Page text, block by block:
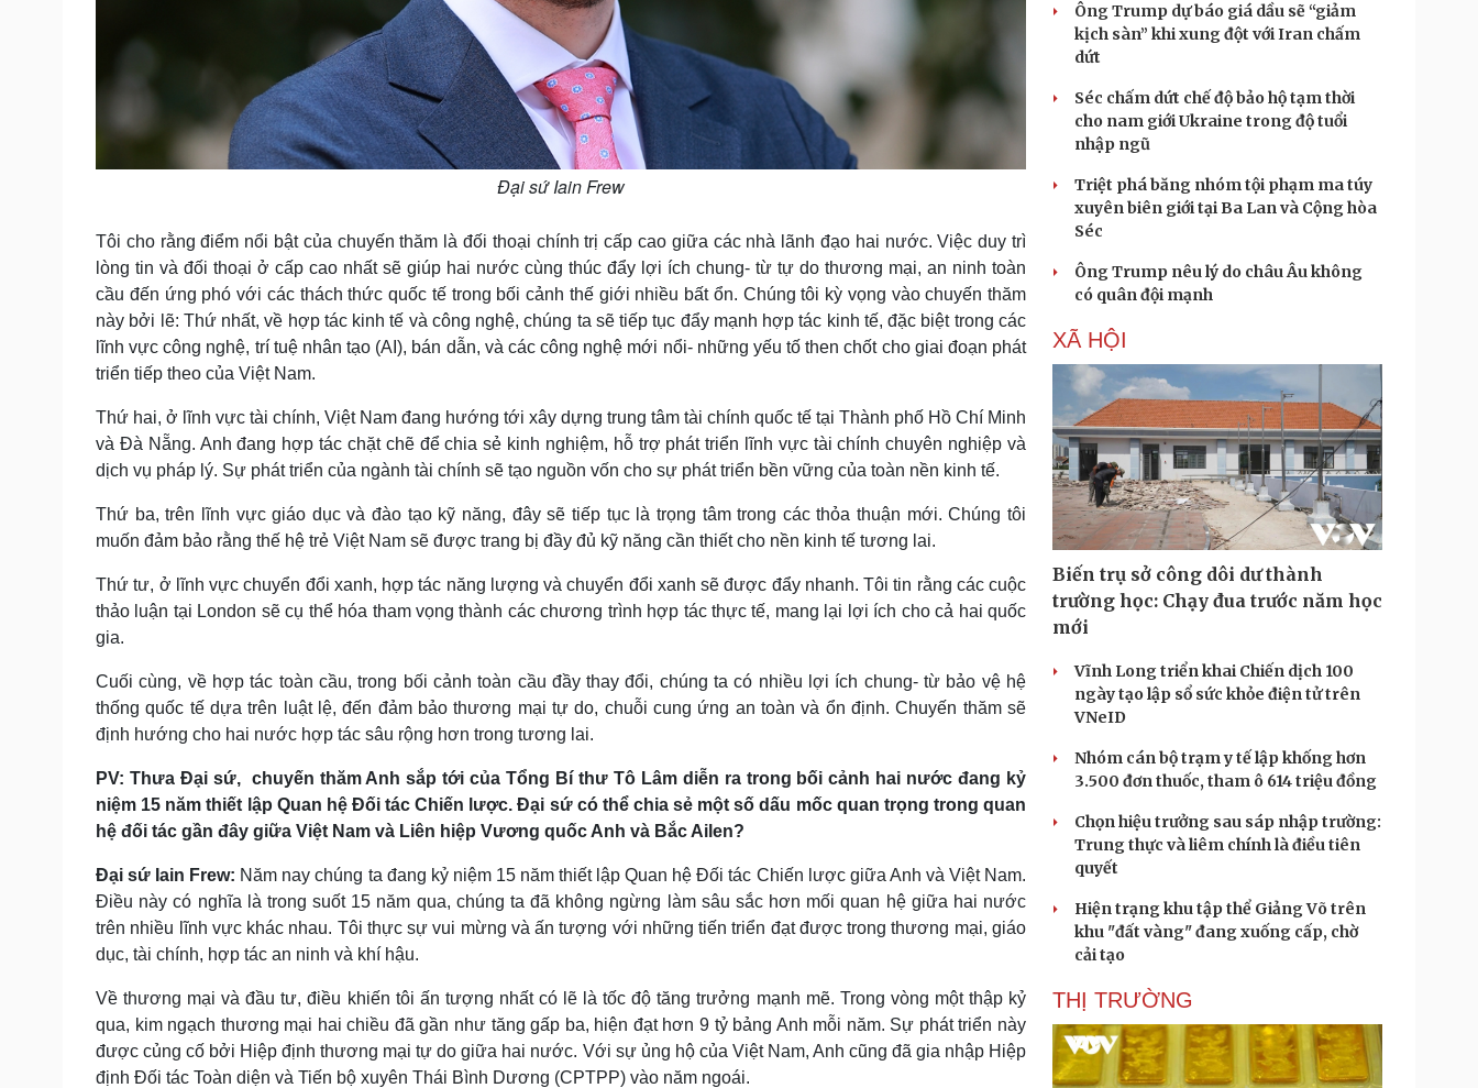
Đại sứ Iain Frew
Tôi cho rằng điểm nổi bật của chuyến thăm là đối thoại chính trị cấp cao giữa các nhà lãnh đạo hai nước. Việc duy trì
lòng tin và đối thoại ở cấp cao nhất sẽ giúp hai nước cùng thúc đẩy lợi ích chung- từ tự do thương mại, an ninh toàn
cầu đến ứng phó với các thách thức quốc tế trong bối cảnh thế giới nhiều bất ổn. Chúng tôi kỳ vọng vào chuyến thăm
này bởi lẽ: Thứ nhất, về hợp tác kinh tế và công nghệ, chúng ta sẽ tiếp tục đẩy mạnh hợp tác kinh tế, đặc biệt trong các
lĩnh vực công nghệ, trí tuệ nhân tạo (AI), bán dẫn, và các công nghệ mới nổi- những yếu tố then chốt cho giai đoạn phát
triển tiếp theo của Việt Nam.
Thứ hai, ở lĩnh vực tài chính, Việt Nam đang hướng tới xây dựng trung tâm tài chính quốc tế tại Thành phố Hồ Chí Minh
và Đà Nẵng. Anh đang hợp tác chặt chẽ để chia sẻ kinh nghiệm, hỗ trợ phát triển lĩnh vực tài chính chuyên nghiệp và
dịch vụ pháp lý. Sự phát triển của ngành tài chính sẽ tạo nguồn vốn cho sự phát triển bền vững của toàn nền kinh tế.
Thứ ba, trên lĩnh vực giáo dục và đào tạo kỹ năng, đây sẽ tiếp tục là trọng tâm trong các thỏa thuận mới. Chúng tôi
muốn đảm bảo rằng thế hệ trẻ Việt Nam sẽ được trang bị đầy đủ kỹ năng cần thiết cho nền kinh tế tương lai.
Thứ tư, ở lĩnh vực chuyển đổi xanh, hợp tác năng lượng và chuyển đổi xanh sẽ được đẩy nhanh. Tôi tin rằng các cuộc
thảo luận tại London sẽ cụ thể hóa tham vọng thành các chương trình hợp tác thực tế, mang lại lợi ích cho cả hai quốc
gia.
Cuối cùng, về hợp tác toàn cầu, trong bối cảnh toàn cầu đầy thay đổi, chúng ta có nhiều lợi ích chung- từ bảo vệ hệ
thống quốc tế dựa trên luật lệ, đến đảm bảo thương mại tự do, chuỗi cung ứng an toàn và ổn định. Chuyến thăm sẽ
định hướng cho hai nước hợp tác sâu rộng hơn trong tương lai.
PV: Thưa Đại sứ, chuyến thăm Anh sắp tới của Tổng Bí thư Tô Lâm diễn ra trong bối cảnh hai nước đang kỷ
niệm 15 năm thiết lập Quan hệ Đối tác Chiến lược. Đại sứ có thể chia sẻ một số dấu mốc quan trọng trong quan
hệ đối tác gần đây giữa Việt Nam và Liên hiệp Vương quốc Anh và Bắc Ailen?
Đại sứ Iain Frew: Năm nay chúng ta đang kỷ niệm 15 năm thiết lập Quan hệ Đối tác Chiến lược giữa Anh và Việt Nam.
Điều này có nghĩa là trong suốt 15 năm qua, chúng ta đã không ngừng làm sâu sắc hơn mối quan hệ giữa hai nước
trên nhiều lĩnh vực khác nhau. Tôi thực sự vui mừng và ấn tượng với những tiến triển đạt được trong thương mại, giáo
dục, tài chính, hợp tác an ninh và khí hậu.
Về thương mại và đầu tư, điều khiến tôi ấn tượng nhất có lẽ là tốc độ tăng trưởng mạnh mẽ. Trong vòng một thập kỷ
qua, kim ngạch thương mại hai chiều đã gần như tăng gấp ba, hiện đạt hơn 9 tỷ bảng Anh mỗi năm. Sự phát triển này
được củng cố bởi Hiệp định thương mại tự do giữa hai nước. Với sự ủng hộ của Việt Nam, Anh cũng đã gia nhập Hiệp
định Đối tác Toàn diện và Tiến bộ xuyên Thái Bình Dương (CPTPP) vào năm ngoái.
Ông Trump dự báo giá dầu sẽ “giảm
kịch sàn” khi xung đột với Iran chấm
dứt
Séc chấm dứt chế độ bảo hộ tạm thời
cho nam giới Ukraine trong độ tuổi
nhập ngũ
Triệt phá băng nhóm tội phạm ma túy
xuyên biên giới tại Ba Lan và Cộng hòa
Séc
Ông Trump nêu lý do châu Âu không
có quân đội mạnh
XÃ HỘI
Biến trụ sở công dôi dư thành
trường học: Chạy đua trước năm học
mới
Vĩnh Long triển khai Chiến dịch 100
ngày tạo lập sổ sức khỏe điện tử trên
VNeID
Nhóm cán bộ trạm y tế lập khống hơn
3.500 đơn thuốc, tham ô 614 triệu đồng
Chọn hiệu trưởng sau sáp nhập trường:
Trung thực và liêm chính là điều tiên
quyết
Hiện trạng khu tập thể Giảng Võ trên
khu "đất vàng" đang xuống cấp, chờ
cải tạo
THỊ TRƯỜNG